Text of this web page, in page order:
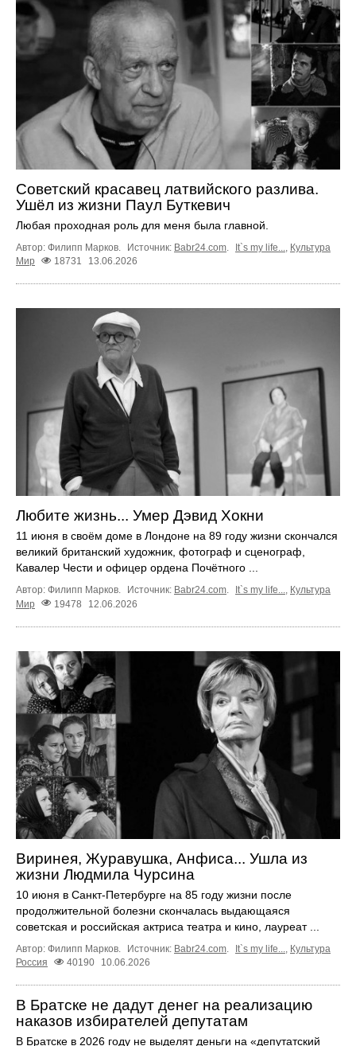
Советский красавец латвийского разлива.
Ушёл из жизни Паул Буткевич
Любая проходная роль для меня была главной.
Автор: Филипп Марков. Источник: Babr24.com It`s my life...
Культура
Мир
18731 13.06.2026
Любите жизнь... Умер Дэвид Хокни
11 июня в своём доме в Лондоне на 89 году жизни скончался
великий британский художник, фотограф и сценограф,
Кавалер Чести и офицер ордена Почётного ...
Автор: Филипп Марков. Источник: Babr24.com. It`s my life..., Культура
Мир
19478 12.06.2026
Виринея, Журавушка, Анфиса... Ушла из
жизни Людмила Чурсина
10 июня в Санкт-Петербурге на 85 году жизни после
продолжительной болезни скончалась выдающаяся
советская и российская актриса театра и кино, лауреат ...
Автор: Филипп Марков. Источник: Babr24.com. It`s my life..., Культура
Россия
40190 10.06.2026
В Братске не дадут денег на реализацию
наказов избирателей депутатам
В Братске в 2026 году не выделят деньги на «депутатский